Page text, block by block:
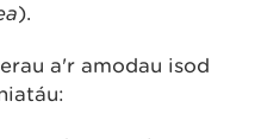
).
a'r amodau isod